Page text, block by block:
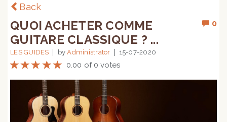
Back
0
QUOI ACHETER COMME
GUITARE CLASSIQUE ? ...
LES GUIDES byAdministrator 15-07-2020
0.00 of 0 votes